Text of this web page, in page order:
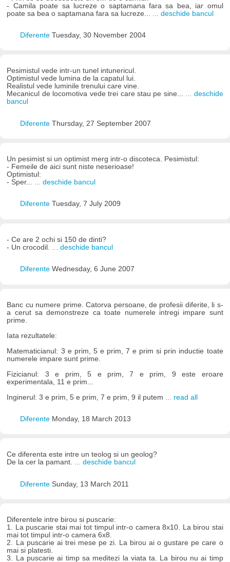
- Camila poate sa lucreze o saptamana fara sa bea, iar omul
poate sa bea o saptamana fara sa lucreze...
... deschide bancul
Diferente Tuesday, 30 November 2004
Pesimistul vede intr-un tunel intunericul.
Optimistul vede lumina de la capatul lui.
Realistul vede luminile trenului care vine.
Mecanicul de locomotiva vede trei care stau pe sine... ... deschide
bancul
Diferente Thursday, 27 September 2007
Un pesimist si un optimist merg intr-o discoteca. Pesimistul:
- Femeile de aici sunt niste neserioase!
Optimistul:
- Sper... ... deschide bancul
Diferente Tuesday, 7 July 2009
- Ce are 2 ochi si 150 de dinti?
- Un crocodil.
... deschide bancul
Diferente Wednesday, 6 June 2007
Banc cu numere prime. Catorva persoane, de profesii diferite, li s-
a cerut sa demonstreze ca toate numerele intregi impare sunt
prime.
Iata rezultatele:
Matematicianul: 3 e prim, 5 e prim, 7 e prim si prin inductie toate
numerele impare sunt prime.
Fizicianul: 3 e prim, 5 e prim, 7 e prim, 9 este eroare
experimentala, 11 e prim...
Inginerul: 3 e prim, 5 e prim, 7 e prim, 9 il putem
... read all
Diferente Monday, 18 March 2013
Ce diferenta este intre un teolog si un geolog?
De la cer la pamant. ... deschide bancul
Diferente Sunday, 13 March 2011
Diferentele intre birou si puscarie:
1. La puscarie stai mai tot timpul intr-o camera 8x10. La birou stai
mai tot timpul intr-o camera 6x8.
2. La puscarie ai trei mese pe zi. La birou ai o gustare pe care o
mai si platesti.
3. La puscarie ai timp sa meditezi la viata ta. La birou nu ai timp